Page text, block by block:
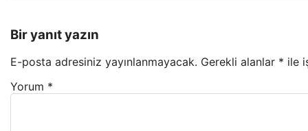
Bir yanıt yazın
E-posta adresiniz yayınlanmayacak. Gerekli alanlar * ile
Yorum *